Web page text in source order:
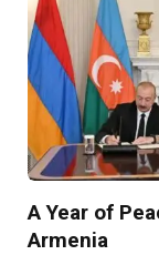
A Year of
Armenia